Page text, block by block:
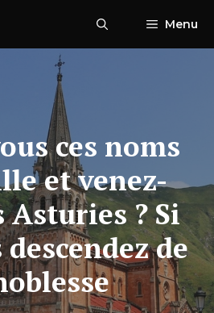
Menu
ces noms
et venez-
Asturies ? Si
de